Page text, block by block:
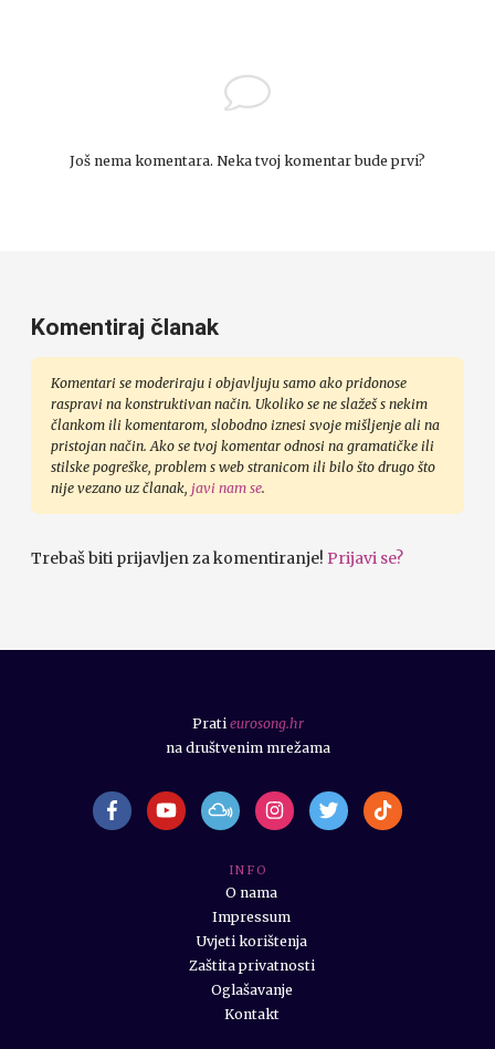
Još nema komentara. Neka tvoj komentar bude prvi?
Komentiraj članak
Komentari se moderiraju i objavljuju samo ako pridonose
raspravi na konstruktivan način. Ukoliko se ne slažeš s nekim
člankom ili komentarom, slobodno iznesi svoje mišljenje ali na
pristojan način. Ako se tvoj komentar odnosi na gramatičke ili
stilske pogreške, problem s web stranicom ili bilo što drugo što
nije vezano uz članak, javi nam se.
Trebaš biti prijavljen za komentiranje! Prijavi se?
I N F O
O nama
Impressum
Uvjeti korištenja
Zaštita privatnosti
Oglašavanje
Kontakt
Prati eurosong.hr
na društvenim mrežama